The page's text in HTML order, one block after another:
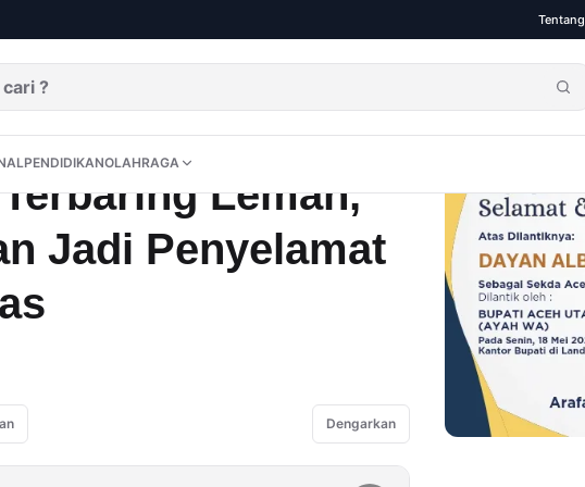
Tentang
OPININUSANTARAINTERNASIONALPENDIDIKANOLAHRAGA
PENDIDIKANOLAHRAGA
Lemah, BPJS Kesehatan Jadi Penyelamat di Tengah Cemas
Lemah,
Jadi Penyelamat
Dengarkan